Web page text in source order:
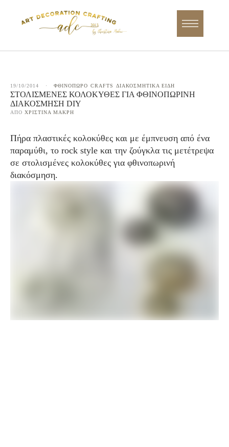
19/10/2014 · ΦΘΙΝΟΠΩΡΟ CRAFTS ΔΙΑΚΟΣΜΗΤΙΚΑ ΕΙΔΗ
ΣΤΟΛΙΣΜΈΝΕΣ ΚΟΛΟΚΎΘΕΣ ΓΙΑ ΦΘΙΝΟΠΩΡΙΝΉ
ΔΙΑΚΌΣΜΗΣΗ DIY
ΑΠΌ ΧΡΙΣΤΊΝΑ ΜΑΚΡΉ
Πήρα πλαστικές κολοκύθες και με έμπνευση από ένα
παραμύθι, το rock style και την ζούγκλα τις μετέτρεψα
σε στολισμένες κολοκύθες για φθινοπωρινή
διακόσμηση.